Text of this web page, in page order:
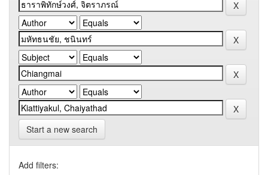
Start a new search
Add filters: